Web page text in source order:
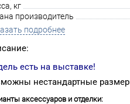
кг
производитель
подробнее
есть на выставке!
нестандартные
аксессуаров и отделки: